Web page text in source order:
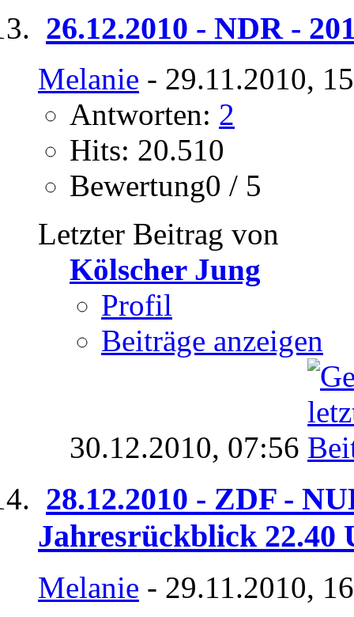
26.12.2010 - NDR -
Melanie - 29.11.2010,
Antworten: 2
Hits: 20.510
Bewertung0 / 5
Letzter Beitrag von
Kölscher Jung
Profil
Beiträge anzeigen
30.12.2010, 07:56
28.12.2010 - ZDF -
Jahresrückblick 22.40
Melanie - 29.11.2010,